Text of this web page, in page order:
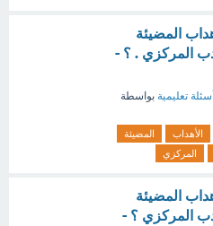
المضيئة
المركزي . ؟ -
أسئلة تعليمية بواسطة
الأهداب
المضيئة
المركزي
المضيئة
المركزي ؟ -